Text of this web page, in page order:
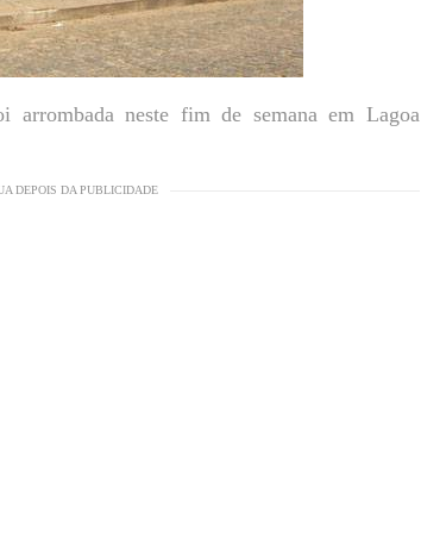
neste fim de semana em Lagoa
DEPOIS DA PUBLICIDADE